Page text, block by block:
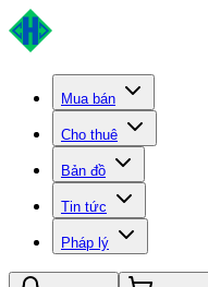
Mua bán
Cho thuê
Bản đồ
Tin tức
Pháp lý